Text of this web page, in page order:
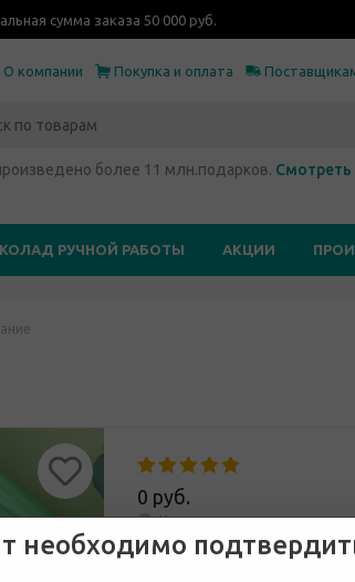
сумма заказа 50 000 руб.
О компании Покупка и оплата
более 11 млн.подарков.
РУЧНОЙ РАБОТЫ АКЦИИ
0 руб.
Нет в наличии
необходимо